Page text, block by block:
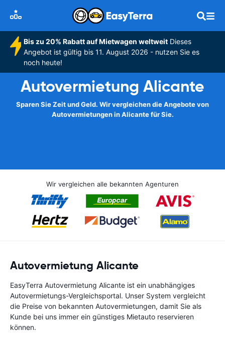
Bis zu 20% Rabatt auf Mietwagen weltweitDieses
Angebot ist gültig bis 11. August 2026 - nutzen Sie es
noch heute!
Autovermietung Alicante
Sparen Sie Zeit und Geld. Wir vergleichen die Angebote von
Autovermietungen in Alicante für Sie.
Wir vergleichen alle bekannten Agenturen
Autovermietung Alicante
EasyTerra Autovermietung Alicante ist ein unabhängiges
Autovermietungs-Vergleichsportal. Unser System vergleicht
die Preise von bekannten Autovermietungen, damit Sie als
Kunde bei uns immer ein günstiges Mietauto reservieren
können.